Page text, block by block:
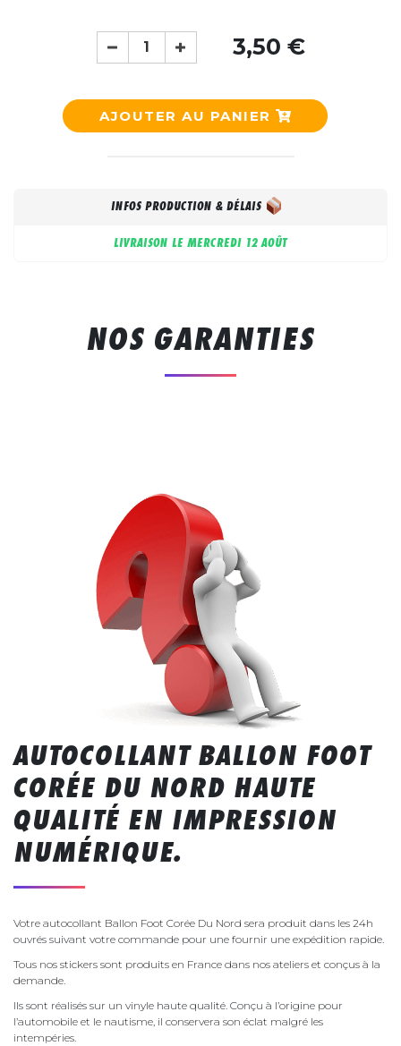
3,50 €
AJOUTER AU PANIER
INFOS PRODUCTION & DÉLAIS
LIVRAISON LE MERCREDI 12 AOÛT
NOS GARANTIES
AUTOCOLLANT BALLON FOOT
CORÉE DU NORD HAUTE
QUALITÉ EN IMPRESSION
NUMÉRIQUE.
Votre autocollant Ballon Foot Corée Du Nord sera produit dans les 24h
ouvrés suivant votre commande pour une fournir une expédition rapide.
Tous nos stickers sont produits en France dans nos ateliers et conçus à la
demande.
Ils sont réalisés sur un vinyle haute qualité. Conçu à l’origine pour
l’automobile et le nautisme, il conservera son éclat malgré les
intempéries.